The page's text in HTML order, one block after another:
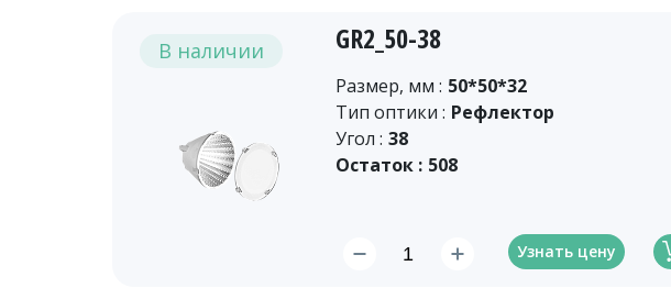
В наличии GR2_50-38
Размер, мм : 50*50*32
Тип оптики : Рефлектор
Угол : 38
Остаток : 508
Узнать цену